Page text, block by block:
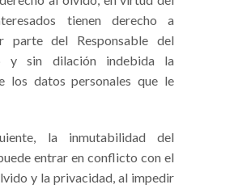
tienen derecho a
parte del Responsable del
y sin dilación indebida la
los datos personales que le
la inmutabilidad del
entrar en conflicto con el
y la privacidad, al impedir